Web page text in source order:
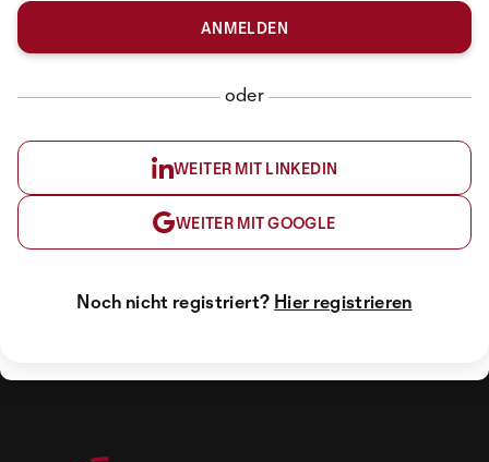
oder
WEITER MIT LINKEDIN
WEITER MIT GOOGLE
Noch nicht registriert? Hier registrieren